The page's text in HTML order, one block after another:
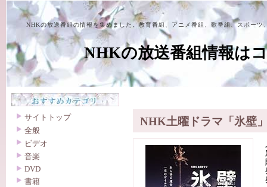
NHKの放送番組の情報を集めました。教育番組、アニメ番組、歌番組、スポー
NHKの放送番組情報は
NHK土曜ドラマ「氷壁
サイトトップ
全般
ビデオ
音楽
DVD
書籍